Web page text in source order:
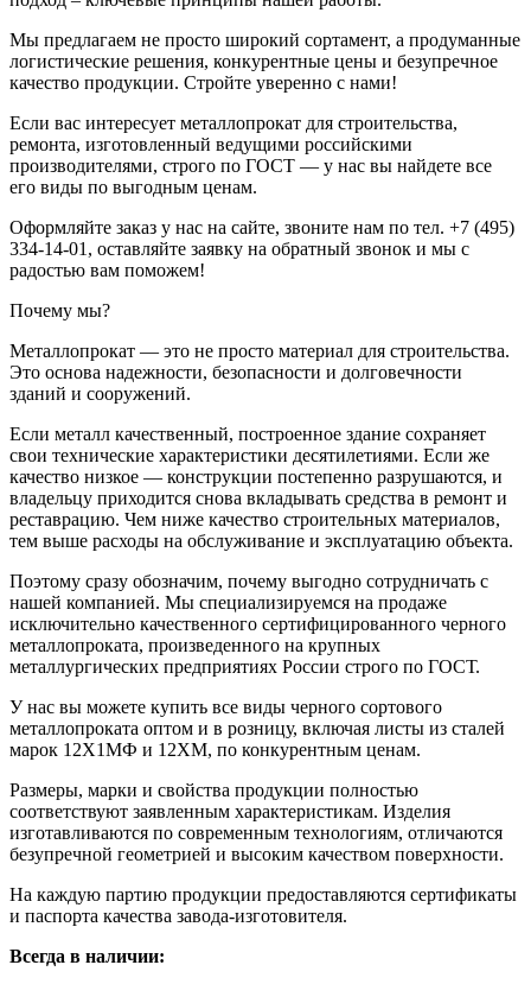
Мы предлагаем не просто широкий сортамент, а продуманные
логистические решения, конкурентные цены и безупречное
качество продукции. Стройте уверенно с нами!
Если вас интересует металлопрокат для строительства,
ремонта, изготовленный ведущими российскими
производителями, строго по ГОСТ — у нас вы найдете все
его виды по выгодным ценам.
Оформляйте заказ у нас на сайте, звоните нам по тел. +7 (495)
334-14-01, оставляйте заявку на обратный звонок и мы с
радостью вам поможем!
Почему мы?
Металлопрокат — это не просто материал для строительства.
Это основа надежности, безопасности и долговечности
зданий и сооружений.
Если металл качественный, построенное здание сохраняет
свои технические характеристики десятилетиями. Если же
качество низкое — конструкции постепенно разрушаются, и
владельцу приходится снова вкладывать средства в ремонт и
реставрацию. Чем ниже качество строительных материалов,
тем выше расходы на обслуживание и эксплуатацию объекта.
Поэтому сразу обозначим, почему выгодно сотрудничать с
нашей компанией. Мы специализируемся на продаже
исключительно качественного сертифицированного черного
металлопроката, произведенного на крупных
металлургических предприятиях России строго по ГОСТ.
У нас вы можете купить все виды черного сортового
металлопроката оптом и в розницу, включая листы из сталей
марок 12Х1МФ и 12ХМ, по конкурентным ценам.
Размеры, марки и свойства продукции полностью
соответствуют заявленным характеристикам. Изделия
изготавливаются по современным технологиям, отличаются
безупречной геометрией и высоким качеством поверхности.
На каждую партию продукции предоставляются сертификаты
и паспорта качества завода-изготовителя.
Всегда в наличии: